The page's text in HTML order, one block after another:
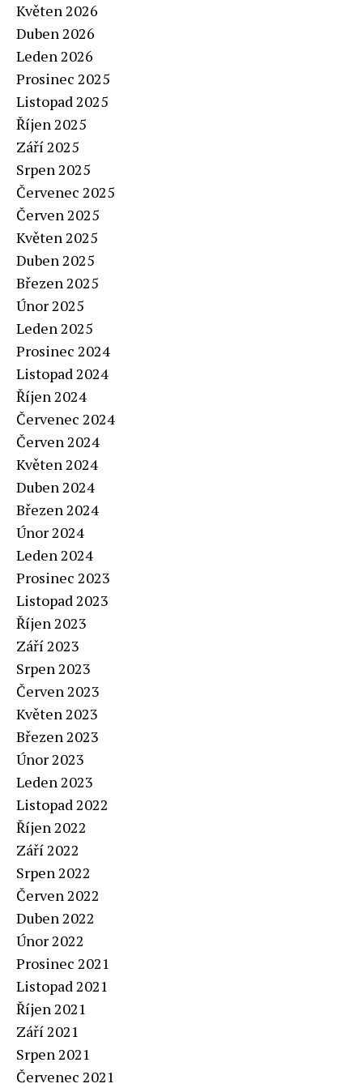
Květen 2026
Duben 2026
Leden 2026
Prosinec 2025
Listopad 2025
Říjen 2025
Září 2025
Srpen 2025
Červenec 2025
Červen 2025
Květen 2025
Duben 2025
Březen 2025
Únor 2025
Leden 2025
Prosinec 2024
Listopad 2024
Říjen 2024
Červenec 2024
Červen 2024
Květen 2024
Duben 2024
Březen 2024
Únor 2024
Leden 2024
Prosinec 2023
Listopad 2023
Říjen 2023
Září 2023
Srpen 2023
Červen 2023
Květen 2023
Březen 2023
Únor 2023
Leden 2023
Listopad 2022
Říjen 2022
Září 2022
Srpen 2022
Červen 2022
Duben 2022
Únor 2022
Prosinec 2021
Listopad 2021
Říjen 2021
Září 2021
Srpen 2021
Červenec 2021